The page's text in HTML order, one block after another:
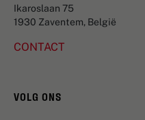
Ikaroslaan 75
1930 Zaventem, België
CONTACT
VOLG ONS